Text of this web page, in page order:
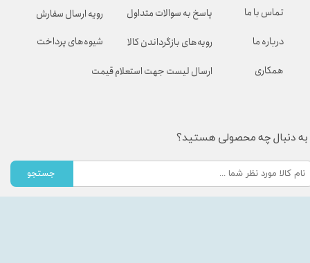
رویه ارسال سفارش
شیوه‌های پرداخت
پاسخ به سوالات متداول
رویه‌های بازگرداندن کالا
ارسال لیست جهت استعلام قیمت
تماس با ما
درباره ما
همکاری
به دنبال چه محصولی هستید؟
جستجو